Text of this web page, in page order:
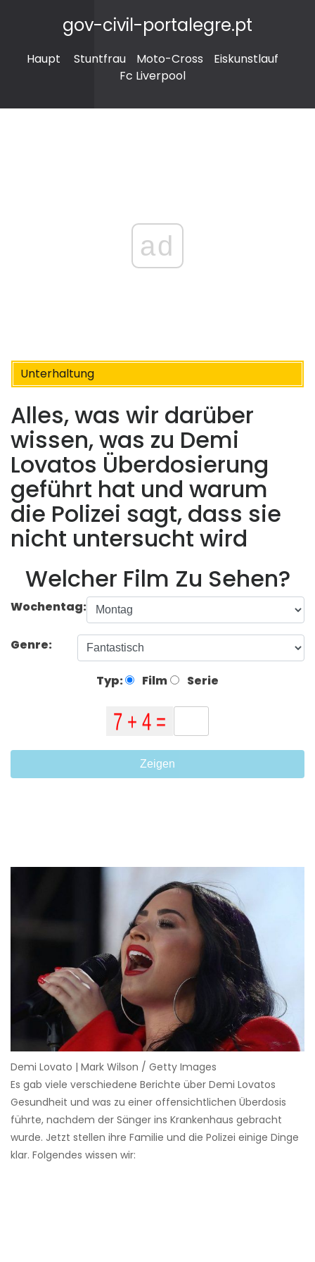
gov-civil-portalegre.pt
Haupt Stuntfrau Moto-Cross
Eiskunstlauf
Fc Liverpool
ad
Unterhaltung
Alles, was wir darüber
wissen, was zu Demi
Lovatos Überdosierung
geführt hat und warum
die Polizei sagt, dass sie
nicht untersucht wird
Welcher Film Zu Sehen?
Wochentag:
Genre:
Typ: Film Serie
Zeigen
Demi Lovato | Mark Wilson / Getty Images
Es gab viele verschiedene Berichte über Demi Lovatos
Gesundheit und was zu einer offensichtlichen Überdosis
führte, nachdem der Sänger ins Krankenhaus gebracht
wurde. Jetzt stellen ihre Familie und die Polizei einige Dinge
klar. Folgendes wissen wir: